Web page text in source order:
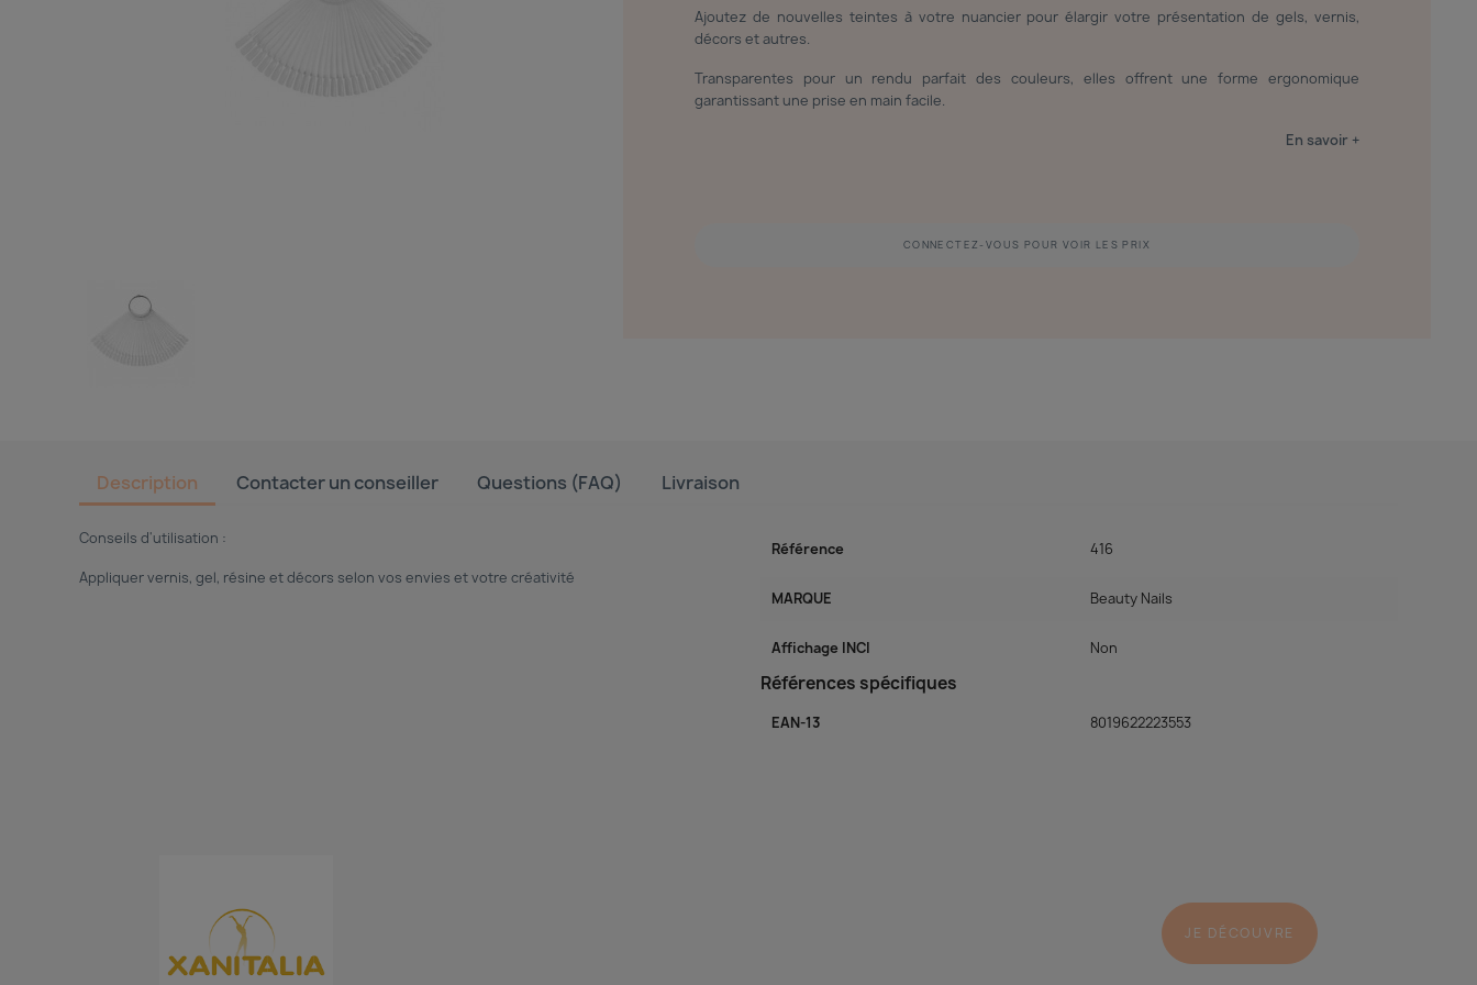
Ajoutez de nouvelles teintes à votre nuancier pour élargir votre présentation de gels, vernis,
décors et autres.
Transparentes pour un rendu parfait des couleurs, elles offrent une forme ergonomique
garantissant une prise en main facile.
En savoir +
CONNECTEZ-VOUS POUR VOIR LES PRIX
Description Contacter un conseiller Questions (FAQ) Livraison
Conseils d'utilisation :
Appliquer vernis, gel, résine et décors selon vos envies et votre créativité
Référence 416
MARQUE Beauty Nails
Affichage INCI Non
Références spécifiques
EAN-13 8019622223553
JE DÉCOUVRE